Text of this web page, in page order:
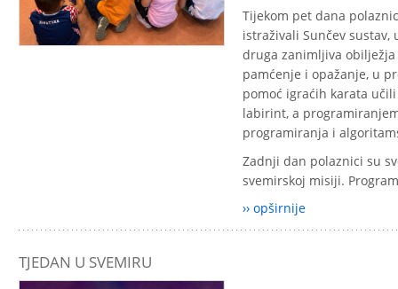
Tijekom pet dana
istraživali Sunčev
druga zanimljiva
pamćenje i opažanje, u
pomoć igraćih karata
labirint, a
programiranja i
Zadnji dan polaznici su
svemirskoj misiji.
›› opširnije
TJEDAN U SVEMIRU